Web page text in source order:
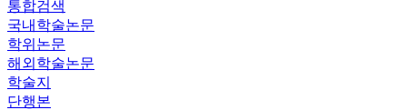
통합검색
국내학술논문
학위논문
해외학술논문
학술지
단행본